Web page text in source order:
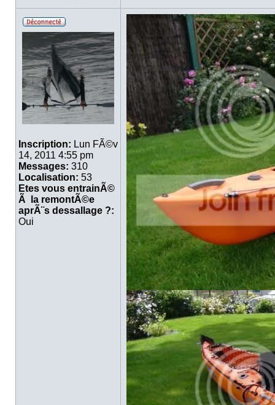
Inscription: Lun FÃ©v
14, 2011 4:55 pm
Messages: 310
Localisation: 53
Etes vous entrainÃ©
Ã la remontÃ©e
aprÃ¨s dessallage ?:
Oui